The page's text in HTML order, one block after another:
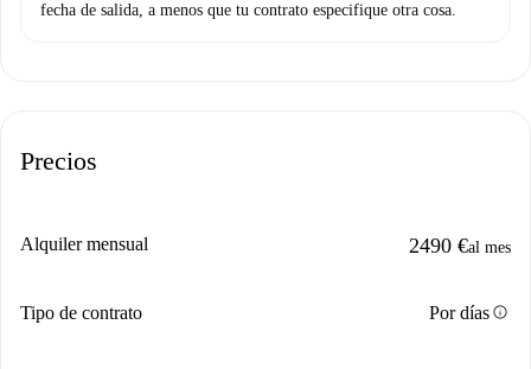
fecha de salida, a menos que tu contrato especifique otra cosa.
Precios
Alquiler mensual 2490 €al mes
Tipo de contrato Por díasinfo